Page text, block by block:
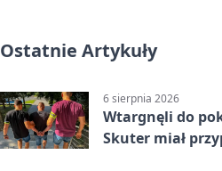
Ostatnie Artykuły
6 sierpnia 2026
Wtargnęli do
Skuter miał